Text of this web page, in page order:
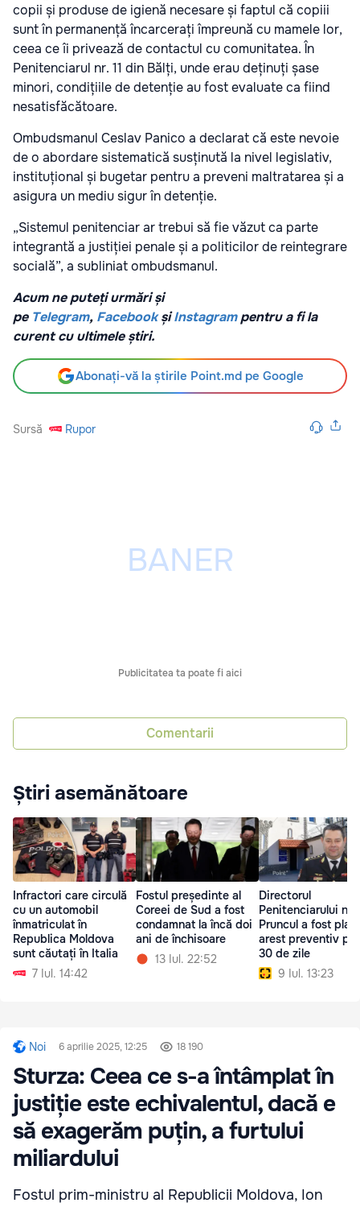
copii și produse de igienă necesare și faptul că copiii
sunt în permanență încarcerați împreună cu mamele lor,
ceea ce îi privează de contactul cu comunitatea. În
Penitenciarul nr. 11 din Bălți, unde erau deținuți șase
minori, condițiile de detenție au fost evaluate ca fiind
nesatisfăcătoare.
Ombudsmanul Ceslav Panico a declarat că este nevoie
de o abordare sistematică susținută la nivel legislativ,
instituțional și bugetar pentru a preveni maltratarea și a
asigura un mediu sigur în detenție.
„Sistemul penitenciar ar trebui să fie văzut ca parte
integrantă a justiției penale și a politicilor de reintegrare
socială”, a subliniat ombudsmanul.
Acum ne puteți urmări și
pe Telegram, FacebookșiInstagrampentru a fi la
curent cu ultimele știri.
Abonați-vă la știrile Point.md pe Google
Sursă Rupor
Publicitatea ta poate fi aici
Comentarii
Știri asemănătoare
Infractori care circulă
cu un automobil
înmatriculat în
Republica Moldova
sunt căutați în Italia
7 Iul. 14:42
Fostul președinte al
Coreei de Sud a fost
condamnat la încă doi
ani de închisoare
13 Iul. 22:52
Directorul
Penitenciarului
Pruncul a fost
arest preventiv
30 de zile
9 Iul. 13:23
Noi 6 aprilie 2025, 12:25 18 190
Sturza: Ceea ce s-a întâmplat în
justiție este echivalentul, dacă e
să exagerăm puțin, a furtului
miliardului
Fostul prim-ministru al Republicii Moldova, Ion